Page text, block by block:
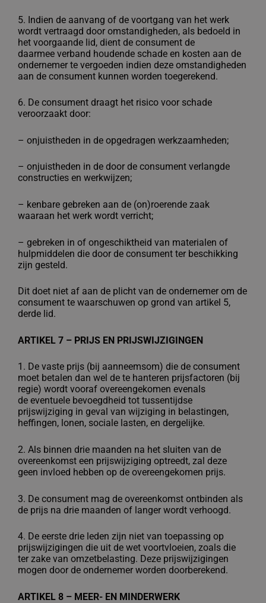
5. Indien de aanvang of de voortgang van het werk
wordt vertraagd door omstandigheden, als bedoeld in
het voorgaande lid, dient de consument de
daarmee verband houdende schade en kosten aan de
ondernemer te vergoeden indien deze omstandigheden
aan de consument kunnen worden toegerekend.
6. De consument draagt het risico voor schade
veroorzaakt door:
– onjuistheden in de opgedragen werkzaamheden;
– onjuistheden in de door de consument verlangde
constructies en werkwijzen;
– kenbare gebreken aan de (on)roerende zaak
waaraan het werk wordt verricht;
– gebreken in of ongeschiktheid van materialen of
hulpmiddelen die door de consument ter beschikking
zijn gesteld.
Dit doet niet af aan de plicht van de ondernemer om de
consument te waarschuwen op grond van artikel 5,
derde lid.
ARTIKEL 7 – PRIJS EN PRIJSWIJZIGINGEN
1. De vaste prijs (bij aanneemsom) die de consument
moet betalen dan wel de te hanteren prijsfactoren (bij
regie) wordt vooraf overeengekomen evenals
de eventuele bevoegdheid tot tussentijdse
prijswijziging in geval van wijziging in belastingen,
heffingen, lonen, sociale lasten, en dergelijke.
2. Als binnen drie maanden na het sluiten van de
overeenkomst een prijswijziging optreedt, zal deze
geen invloed hebben op de overeengekomen prijs.
3. De consument mag de overeenkomst ontbinden als
de prijs na drie maanden of langer wordt verhoogd.
4. De eerste drie leden zijn niet van toepassing op
prijswijzigingen die uit de wet voortvloeien, zoals die
ter zake van omzetbelasting. Deze prijswijzigingen
mogen door de ondernemer worden doorberekend.
ARTIKEL 8 – MEER- EN MINDERWERK